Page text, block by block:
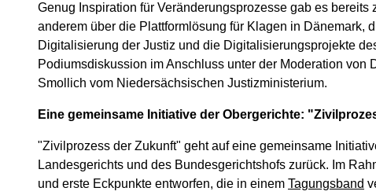
Genug Inspiration für Veränderungsprozesse gab es
anderem über die Plattformlösung für Klagen in
Digitalisierung der Justiz und die Digitalisierungsprojekte
Podiumsdiskussion im Anschluss unter der Moderation von
Smollich vom Niedersächsischen Justizministerium.
Eine gemeinsame Initiative der Obergerichte:
"Zivilprozess der Zukunft" geht auf eine gemeinsame
Landesgerichts und des Bundesgerichtshofs zurück. Im
und erste Eckpunkte entworfen, die in einem Tagungsband